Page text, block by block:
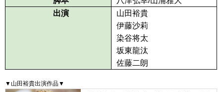
出演
山田裕貴
伊藤沙莉
染谷将太
坂東龍汰
佐藤二朗
▼山田裕貴出演作品▼